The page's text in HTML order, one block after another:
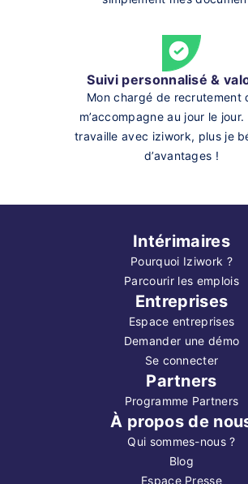
Suivi personnalisé &
Mon chargé de recrutement
m’accompagne au jour le jour.
travaille avec iziwork, plus je
d’avantages !
Intérimaires
Pourquoi Iziwork ?
Parcourir les emplois
Entreprises
Espace entreprises
Demander une démo
Se connecter
Partners
Programme Partners
À propos de
Qui sommes-nous ?
Blog
Espace Presse